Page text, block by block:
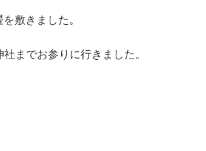
敷きました。
までお参りに行きました。